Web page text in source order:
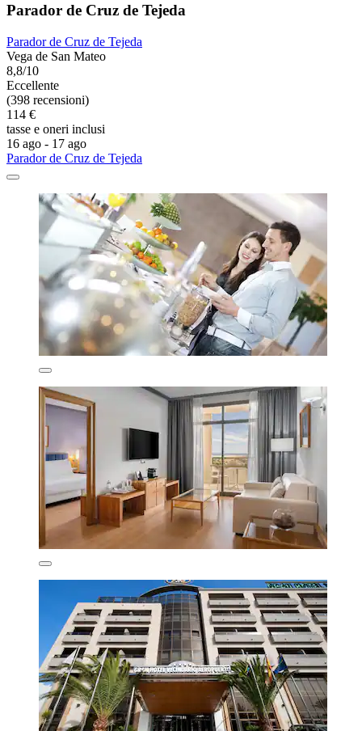
Parador de Cruz de Tejeda
Parador de Cruz de Tejeda
Vega de San Mateo
8,8/10
Eccellente
(398 recensioni)
114 €
tasse e oneri inclusi
16 ago - 17 ago
Parador de Cruz de Tejeda